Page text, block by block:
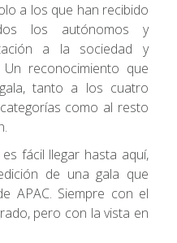
a los que han recibido
los autónomos y
a la sociedad y
reconocimiento que
tanto a los cuatro
como al resto
fácil llegar hasta aquí,
de una gala que
APAC. Siempre con el
pero con la vista en